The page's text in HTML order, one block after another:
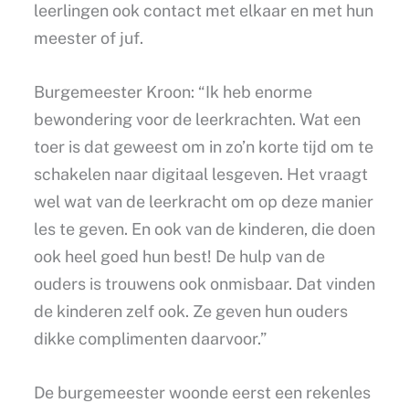
leerlingen ook contact met elkaar en met hun
meester of juf.
Burgemeester Kroon: “Ik heb enorme
bewondering voor de leerkrachten. Wat een
toer is dat geweest om in zo’n korte tijd om te
schakelen naar digitaal lesgeven. Het vraagt
wel wat van de leerkracht om op deze manier
les te geven. En ook van de kinderen, die doen
ook heel goed hun best! De hulp van de
ouders is trouwens ook onmisbaar. Dat vinden
de kinderen zelf ook. Ze geven hun ouders
dikke complimenten daarvoor.”
De burgemeester woonde eerst een rekenles